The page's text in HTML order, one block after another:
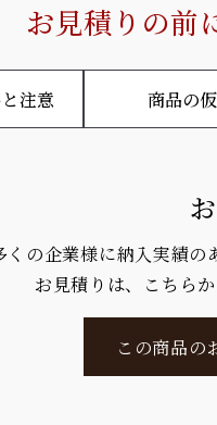
お見積りの前
注意 商品の
くの企業様に納入実績の
お見積りは、こちら
この商品の